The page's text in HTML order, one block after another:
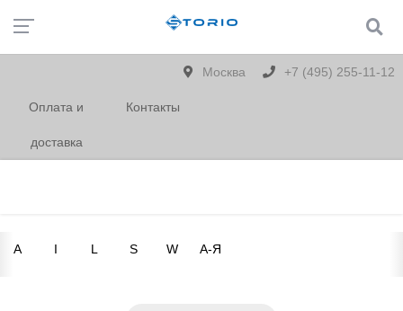
Москва +7 (495) 255-11-12
Оплата и
доставка
Контакты
A I L S W А-Я